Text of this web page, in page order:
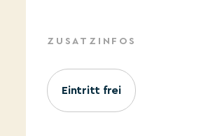
ZUSATZINFOS
Eintritt frei